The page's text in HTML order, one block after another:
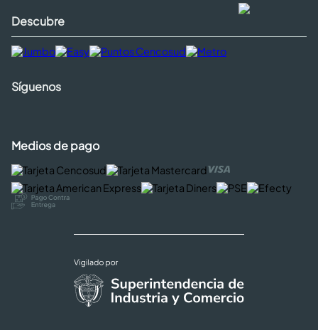
Descubre
Síguenos
Medios de pago